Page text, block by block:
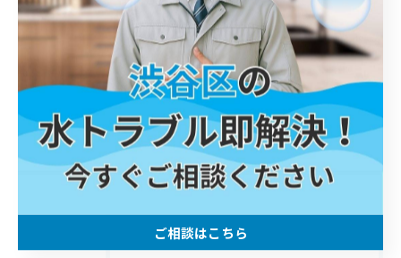
タグ Tags
屋外排水管詰まり 解消
鎌倉市 トイレ詰まり
春日部市 江戸川区
ご相談はこちら